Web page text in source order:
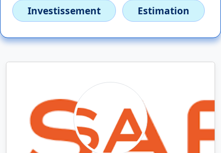
Investissement
Estimation